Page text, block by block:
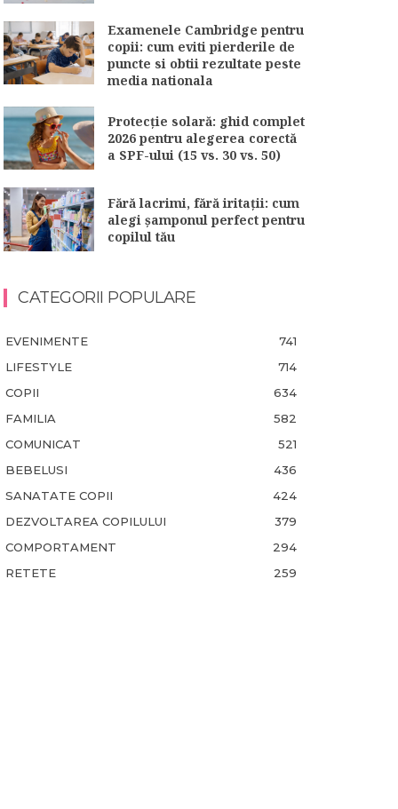
Examenele Cambridge pentru
copii: cum eviti pierderile de
puncte si obtii rezultate peste
media nationala
Protecție solară: ghid complet
2026 pentru alegerea corectă
a SPF-ului (15 vs. 30 vs. 50)
Fără lacrimi, fără iritații: cum
alegi șamponul perfect pentru
copilul tău
CATEGORII POPULARE
EVENIMENTE
741
LIFESTYLE
714
COPII
634
FAMILIA
582
COMUNICAT
521
BEBELUSI
436
SANATATE COPII
424
DEZVOLTAREA COPILULUI
379
COMPORTAMENT
294
RETETE
259